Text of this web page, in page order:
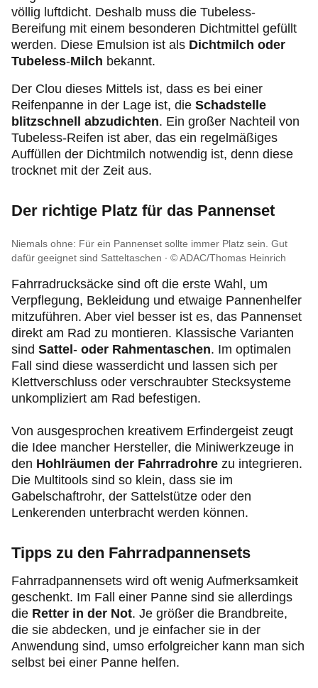
völlig luftdicht. Deshalb muss die Tubeless-
Bereifung mit einem besonderen Dichtmittel gefüllt
werden. Diese Emulsion ist als Dichtmilch oder
Tubeless-Milch bekannt.
Der Clou dieses Mittels ist, dass es bei einer
Reifenpanne in der Lage ist, die Schadstelle
blitzschnell abzudichten. Ein großer Nachteil von
Tubeless-Reifen ist aber, das ein regelmäßiges
Auffüllen der Dichtmilch notwendig ist, denn diese
trocknet mit der Zeit aus.
Der richtige Platz für das Pannenset
Niemals ohne: Für ein Pannenset sollte immer Platz sein. Gut
dafür geeignet sind Satteltaschen
© ADAC/Thomas Heinrich
Fahrradrucksäcke sind oft die erste Wahl, um
Verpflegung, Bekleidung und etwaige Pannenhelfer
mitzuführen. Aber viel besser ist es, das Pannenset
direkt am Rad zu montieren. Klassische Varianten
sind Sattel - oder Rahmentaschen. Im optimalen
Fall sind diese wasserdicht und lassen sich per
Klettverschluss oder verschraubter Stecksysteme
unkompliziert am Rad befestigen.
Von ausgesprochen kreativem Erfindergeist zeugt
die Idee mancher Hersteller, die Miniwerkzeuge in
den Hohlräumen der Fahrradrohre zu integrieren.
Die Multitools sind so klein, dass sie im
Gabelschaftrohr, der Sattelstütze oder den
Lenkerenden unterbracht werden können.
Tipps zu den Fahrradpannensets
Fahrradpannensets wird oft wenig Aufmerksamkeit
geschenkt. Im Fall einer Panne sind sie allerdings
die Retter in der Not. Je größer die Brandbreite,
die sie abdecken, und je einfacher sie in der
Anwendung sind, umso erfolgreicher kann man sich
selbst bei einer Panne helfen.